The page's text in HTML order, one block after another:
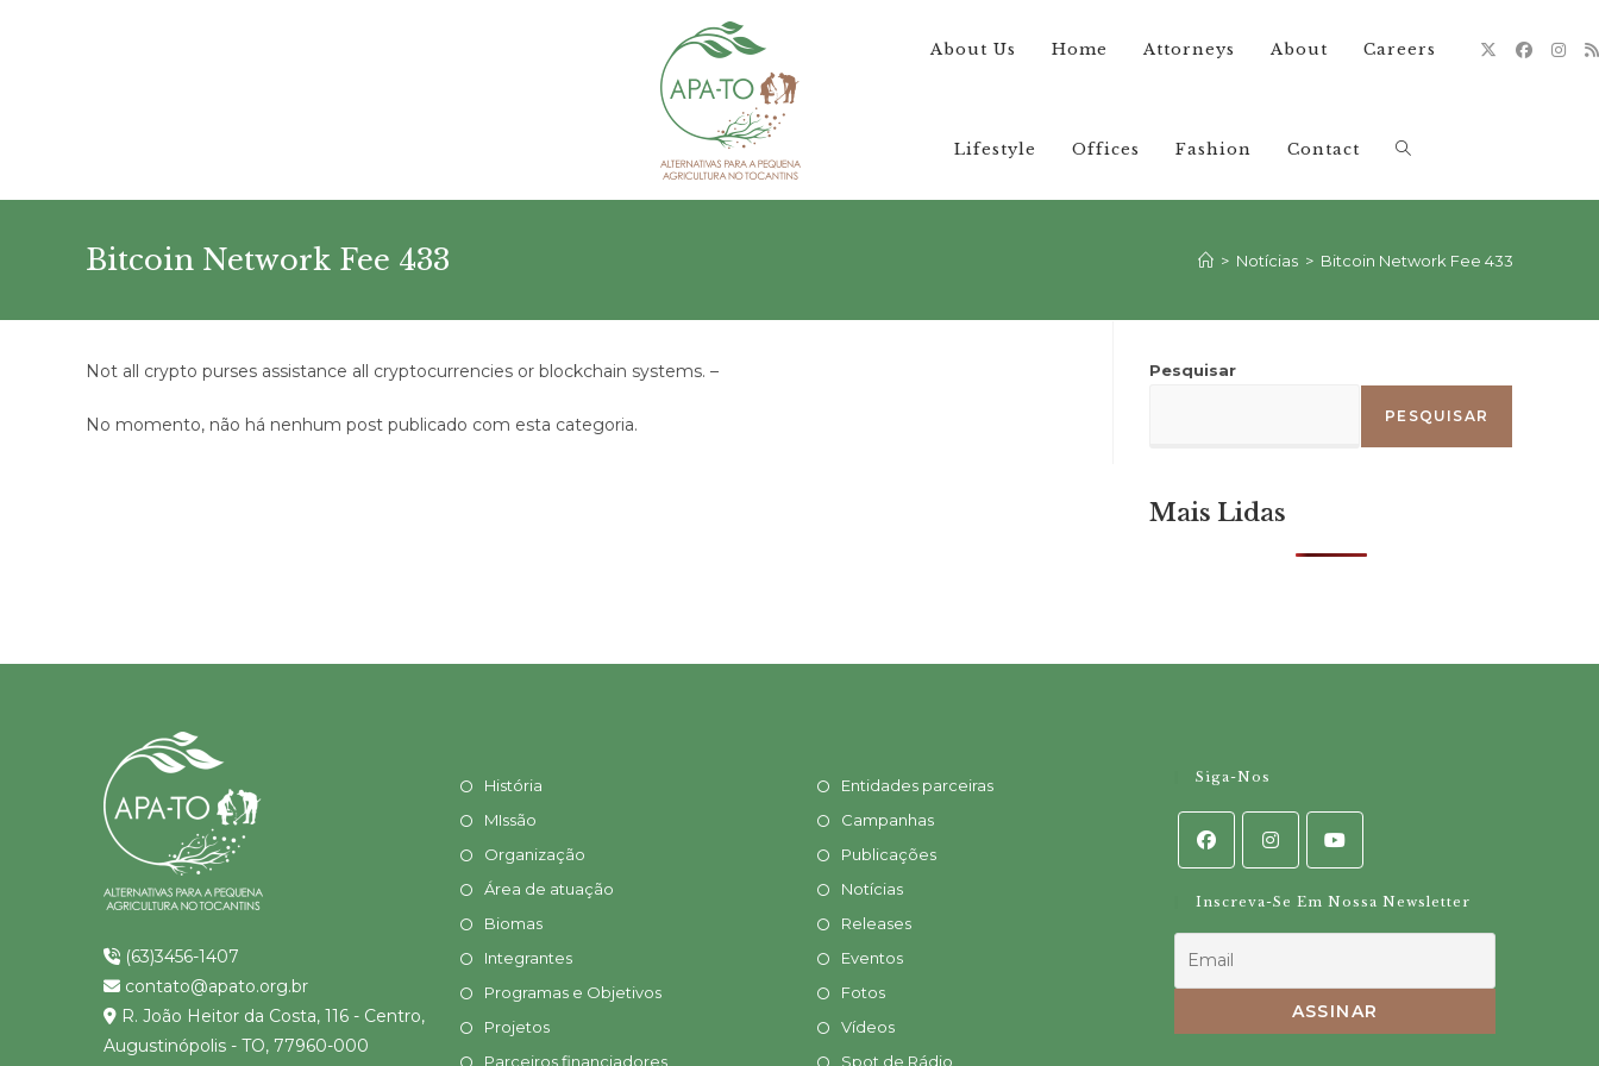
About Us Home Attorneys About Careers
Lifestyle Offices Fashion Contact Alternar
pesquisa
site
Bitcoin Network Fee 433 > Notícias > Bitcoin Network Fee 433
Not all crypto purses assistance all cryptocurrencies or blockchain systems. –
No momento, não há nenhum post publicado com esta categoria.
Pesquisar
PESQUISAR
Mais Lidas
(63)3456-1407
contato@apato.org.br
R. João Heitor da Costa, 116 - Centro,
Augustinópolis - TO, 77960-000
História
MIssão
Organização
Área de atuação
Biomas
Integrantes
Programas e Objetivos
Projetos
Parceiros financiadores
Entidades parceiras
Campanhas
Publicações
Notícias
Releases
Eventos
Fotos
Vídeos
Spot de Rádio
Siga-Nos
Inscreva-Se Em Nossa Newsletter